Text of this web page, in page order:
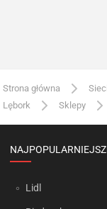
Strona główna
Lębork
Sklepy
Lidl